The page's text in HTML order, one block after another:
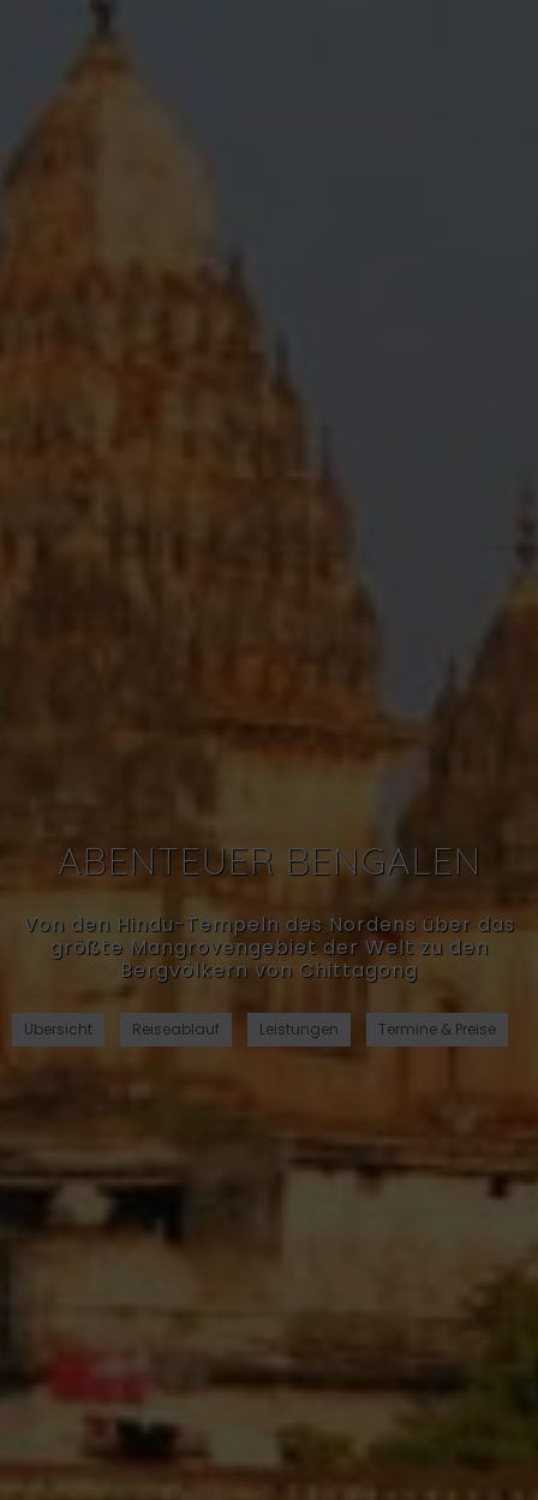
ABENTEUER BENGALEN
Von den Hindu-Tempeln des Nordens über das
größte Mangrovengebiet der Welt zu den
Bergvölkern von Chittagong
Übersicht Reiseablauf Leistungen Termine & Preise